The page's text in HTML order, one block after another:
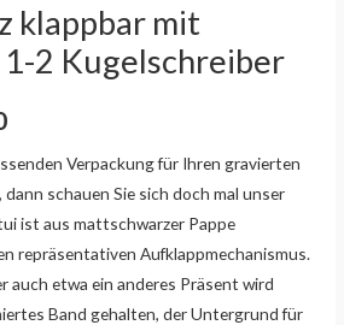
klappbar mit
2 Kugelschreiber
Verpackung für Ihren gravierten
schauen Sie sich doch mal unser
ist aus mattschwarzer Pappe
repräsentativen Aufklappmechanismus.
auch etwa ein anderes Präsent wird
Band gehalten, der Untergrund für